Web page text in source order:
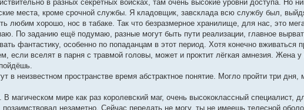
в разных секретных войсках, там очень высокие уровни доступа. Но
места, кроме срочной службы. Я кладовщик, завсклада всю службу был,
любим хорошо, нос в табаке. Так что безразмерное хранилище, для нас, это
По заданию ещё подумаю, разные могут быть пути реализации, главное
фантастику, особенно по попаданцам в этот период. Хотя конечно вживаться
если вселят в парня с травмой головы, может и проктит лёгкая амнезия. Жена у
в неизвестном пространстве время абстрактное понятие. Могло пройти три дня,
магическом мире как раз королевский маг, очень высококлассный специалист,
незаметно. Сейчас передать не могу, ты не имеешь телесной